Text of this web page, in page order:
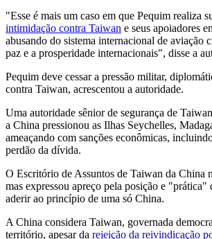
"Esse é mais um caso em que Pequim realiza
intimidação contra Taiwan e seus apoiadores
abusando do sistema internacional de aviação
paz e a prosperidade internacionais", disse a
Pequim deve cessar a pressão militar,
contra Taiwan, acrescentou a autoridade.
Uma autoridade sênior de segurança de
a China pressionou as Ilhas Seychelles,
ameaçando com sanções econômicas,
perdão da dívida.
O Escritório de Assuntos de Taiwan da China
mas expressou apreço pela posição e "prática"
aderir ao princípio de uma só China.
A China considera Taiwan, governada
território, apesar da rejeição da reivindicação